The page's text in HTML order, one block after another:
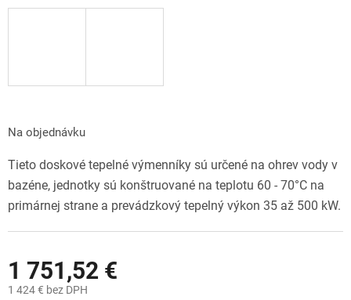
1 751,52 €
1 424 € bez DPH
Na objednávku
Tieto doskové tepelné výmenníky sú určené na ohrev vody v
bazéne, jednotky sú konštruované na teplotu 60 - 70°C na
primárnej strane a prevádzkový tepelný výkon 35 až 500 kW.